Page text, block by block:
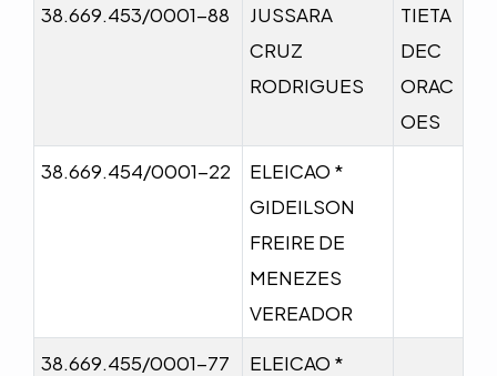
38.669.453/0001-88
JUSSARA
CRUZ
RODRIGUES
TIETA
DEC
ORAC
OES
38.669.454/0001-22
ELEICAO *
GIDEILSON
FREIRE DE
MENEZES
VEREADOR
38.669.455/0001-77
ELEICAO *